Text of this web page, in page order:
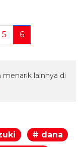
5 6
lainnya di
# dana